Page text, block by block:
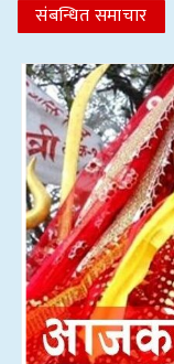
संबन्धित समाचार